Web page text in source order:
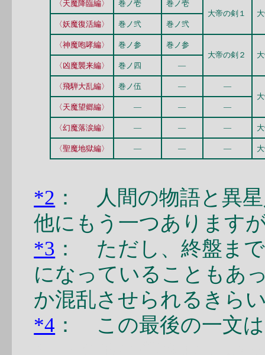
〈天魔降臨編〉 巻ノ壱
巻ノ壱
大帝の剣１
〈妖魔復活編〉
巻ノ弐 巻ノ弐
〈神魔咆哮編〉 巻ノ参
巻ノ参
大帝の剣２
〈凶魔襲来編〉
巻ノ四 ―
〈飛騨大乱編〉 巻ノ伍 ―
―
〈天魔望郷編〉
― ― ―
〈幻魔落涙編〉 ― ― ―
〈聖魔地獄編〉 ― ― ―
*2 ： 人間の物語と異
他にもう一つあります
*3 ： ただし、終盤ま
になっていることもあ
か混乱させられるきら
*4 ： この最後の一文